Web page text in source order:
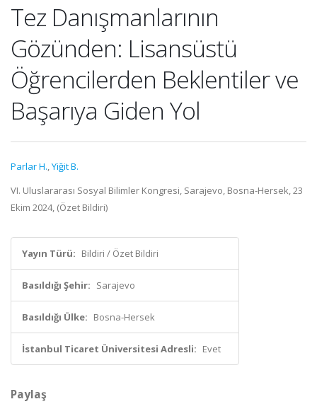
Tez Danışmanlarının
Gözünden: Lisansüstü
Öğrencilerden Beklentiler ve
Başarıya Giden Yol
Parlar H.,Yiğit B.
VI. Uluslararası Sosyal Bilimler Kongresi, Sarajevo, Bosna-Hersek, 23
Ekim 2024, (Özet Bildiri)
Yayın Türü: Bildiri / Özet Bildiri
Basıldığı Şehir: Sarajevo
Basıldığı Ülke: Bosna-Hersek
İstanbul Ticaret Üniversitesi Adresli: Evet
Paylaş